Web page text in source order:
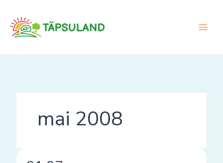
content
mai 2008